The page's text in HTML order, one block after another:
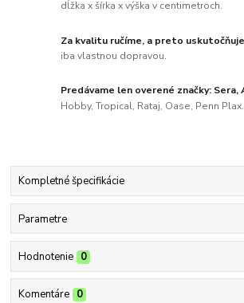
dĺžka x šírka x výška v centimetroch.
Za kvalitu ručíme, a preto
iba vlastnou dopravou.
Predávame len overené značky: Sera,
Hobby, Tropical, Rataj, Oase, Penn
Kompletné špecifikácie
Parametre
Hodnotenie 0
Komentáre 0